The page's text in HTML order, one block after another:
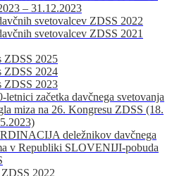
– 31.12.2023
svetovalcev ZDSS 2022
svetovalcev ZDSS 2021
ZDSS 2025
ZDSS 2024
ZDSS 2023
letnici začetka davčnega svetovanja
miza na 26. Kongresu ZDSS (18.
deležnikov davčnega
v Republiki SLOVENIJI-pobuda
2022